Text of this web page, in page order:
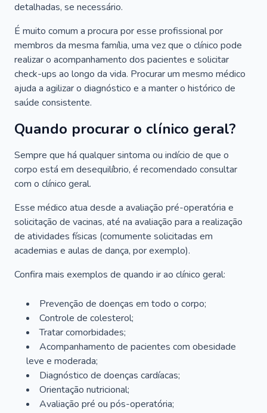
detalhadas, se necessário.
É muito comum a procura por esse profissional por
membros da mesma família, uma vez que o clínico pode
realizar o acompanhamento dos pacientes e solicitar
check-ups ao longo da vida. Procurar um mesmo médico
ajuda a agilizar o diagnóstico e a manter o histórico de
saúde consistente.
Quando procurar o clínico geral?
Sempre que há qualquer sintoma ou indício de que o
corpo está em desequilíbrio, é recomendado consultar
com o clínico geral.
Esse médico atua desde a avaliação pré-operatória e
solicitação de vacinas, até na avaliação para a realização
de atividades físicas (comumente solicitadas em
academias e aulas de dança, por exemplo).
Confira mais exemplos de quando ir ao clínico geral:
Prevenção de doenças em todo o corpo;
Controle de colesterol;
Tratar comorbidades;
Acompanhamento de pacientes com obesidade
leve e moderada;
Diagnóstico de doenças cardíacas;
Orientação nutricional;
Avaliação pré ou pós-operatória;